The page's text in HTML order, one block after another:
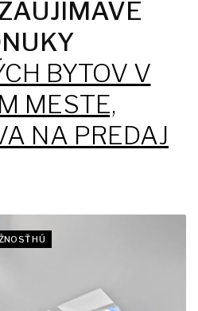
BYTOV V
MESTE,
NA PREDAJ
HÚ